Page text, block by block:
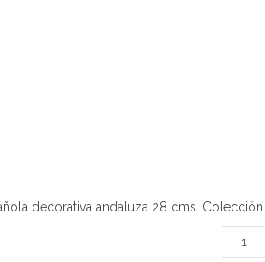
decorativa andaluza 28 cms. Colección...